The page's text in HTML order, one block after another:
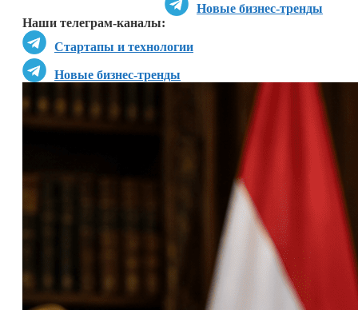
Новые бизнес-тренды
Наши телеграм-каналы:
Стартапы и технологии
Новые бизнес-тренды